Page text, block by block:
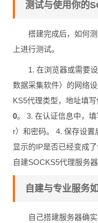
测试与使用你的
搭建完成后，如何
上进行测试。
1. 在浏览器或需要
数据采集软件）的网络
KS5代理类型，地址填写
0。 3. 在认证信息中，
r）和密码。 4. 保存设
显示的IP是否已经变成
自建SOCKS5代理服务器
自建与专业服务
自己搭建服务器确